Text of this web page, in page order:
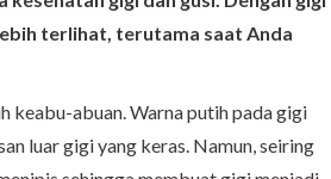
terlihat, terutama saat Anda
keabu-abuan. Warna putih pada gigi
luar gigi yang keras. Namun, seiring